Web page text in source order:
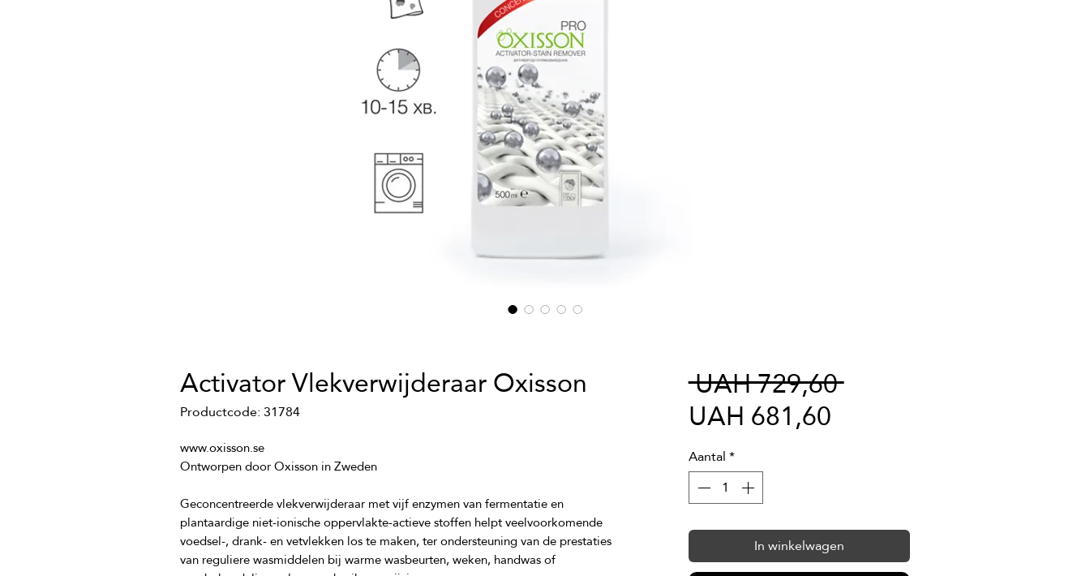
Activator Vlekverwijderaar Oxisson
Productcode: 31784
Geconcentreerde vlekverwijderaar met vijf enzymen van fermentatie en
plantaardige niet-ionische oppervlakte-actieve stoffen helpt veelvoorkomende
voedsel-, drank- en vetvlekken los te maken, ter ondersteuning van de prestaties
van reguliere wasmiddelen bij warme wasbeurten, weken, handwas of
UAH 729,60 Normale
UAH 681,60Verkoopprijs
Aantal*
In winkelwagen